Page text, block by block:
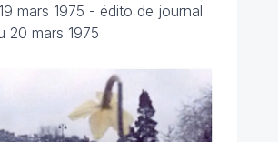
mars 1975 - édito de journal
20 mars 1975